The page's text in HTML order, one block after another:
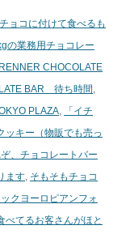
ョコに付けて食べるも
の業務用チョコレー
CHOCOLATE
BAR 待ち時間,
PLAZA,
「イチ
ッキー（物販でも売っ
、チョコレートバー
ます, そもそもチョコ
クヨーロピアンフォ
べてるお客さんがほと